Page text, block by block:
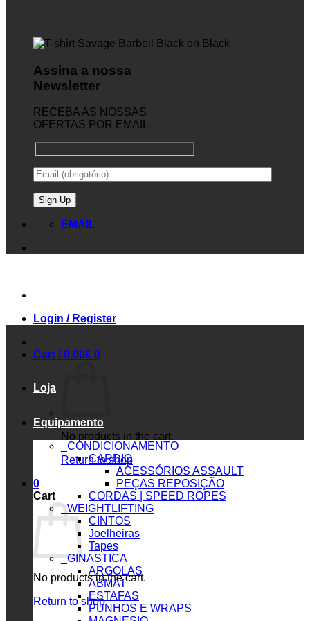
Assina a nossa
Newsletter
RECEBA AS NOSSAS
OFERTAS POR EMAIL
EMAIL
Login / Register
Cart /0.00€ 0
No products in the cart.
Return to shop
0
Cart
No products in the cart.
Return to shop
Loja
Equipamento
_CONDICIONAMENTO
CARDIO
ACESSÓRIOS ASSAULT
PEÇAS REPOSIÇÃO
CORDAS | SPEED ROPES
_WEIGHTLIFTING
CINTOS
Joelheiras
Tapes
_GINASTICA
ARGOLAS
ABMAT
ESTAFAS
PUNHOS E WRAPS